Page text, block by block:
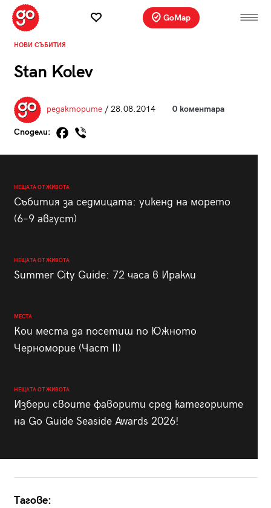
GoMap
НОВИ СЪБИТИЯ
Stan Kolev
редакторите/ 28.08.2014 0 коментара
Сподели:
НЕЩАТА ОТ ЖИВОТА
Събития за седмицата: уикенд на морето
(6–9 август)
НЕЩАТА ОТ ЖИВОТА
Summer City Guide: 72 часа в Иракли
МЕСТА
Кои места да посетиш по Южното
Черноморие (Част II)
НЕЩАТА ОТ ЖИВОТА
Избери своите фаворити сред категориите
на Go Guide Seaside Awards 2026!
Тагове: